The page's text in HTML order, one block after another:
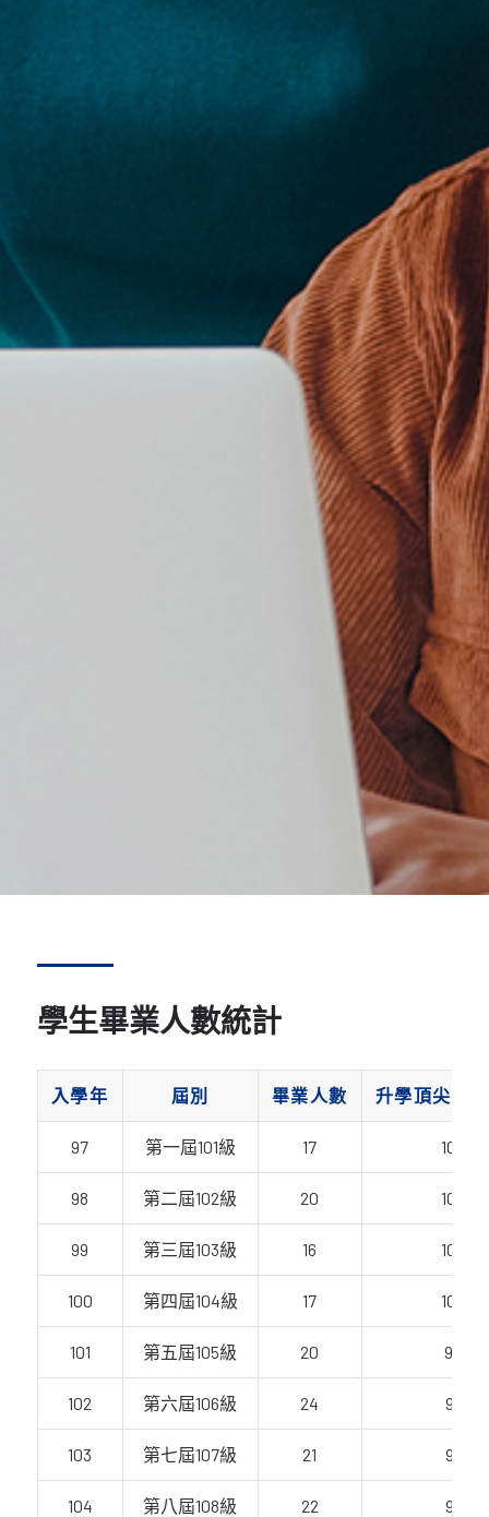
學生畢業人數統計
入學年 屆別 畢業人數 升學頂尖名
97 第一屆101級 17 100%
98 第二屆102級 20 100%
99 第三屆103級 16 100%
100 第四屆104級 17 100%
101 第五屆105級 20 90%
102 第六屆106級 24 96%
103 第七屆107級 21 95%
104 第八屆108級 22 95%